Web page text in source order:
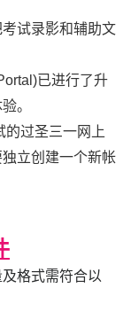
试录影和辅助文
已进行了升
。
的过圣三一网上
立创建一个新帐
格式需符合以